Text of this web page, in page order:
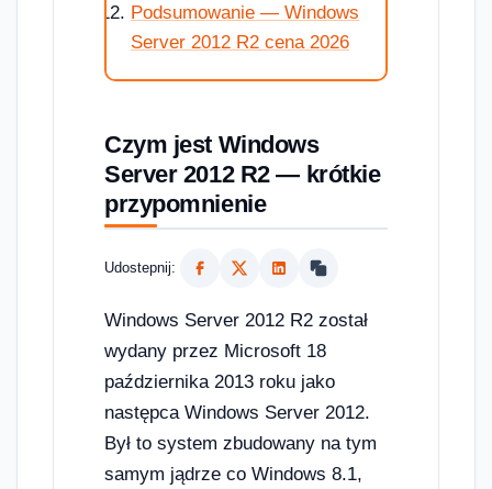
Podsumowanie — Windows
Server 2012 R2 cena 2026
Czym jest Windows
Server 2012 R2 — krótkie
przypomnienie
Udostepnij:
Windows Server 2012 R2 został
wydany przez Microsoft 18
października 2013 roku jako
następca Windows Server 2012.
Był to system zbudowany na tym
samym jądrze co Windows 8.1,